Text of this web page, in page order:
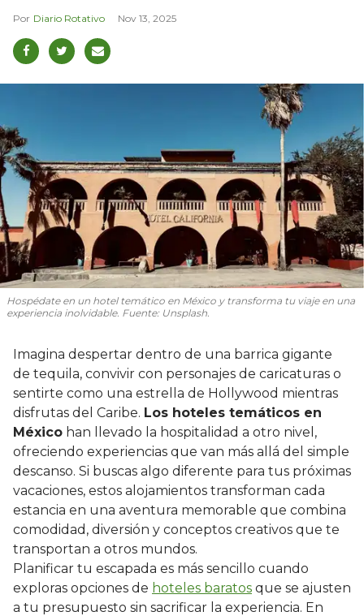
Diario Rotativo Nov 13, 2025
Hospédate en un hotel temático en México y transforma tu viaje en una
experiencia inolvidable. Fuente: Unsplash.
Imagina despertar dentro de una barrica gigante
de tequila, convivir con personajes de caricaturas o
sentirte como una estrella de Hollywood mientras
disfrutas del Caribe. Los hoteles temáticos en
México han llevado la hospitalidad a otro nivel,
ofreciendo experiencias que van más allá del simple
descanso. Si buscas algo diferente para tus próximas
vacaciones, estos alojamientos transforman cada
estancia en una aventura memorable que combina
comodidad, diversión y conceptos creativos que te
transportan a otros mundos.
Planificar tu escapada es más sencillo cuando
exploras opciones de hoteles baratos que se ajusten
a tu presupuesto sin sacrificar la experiencia. En